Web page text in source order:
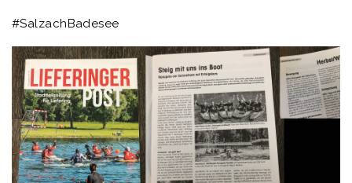
#SalzachBadesee